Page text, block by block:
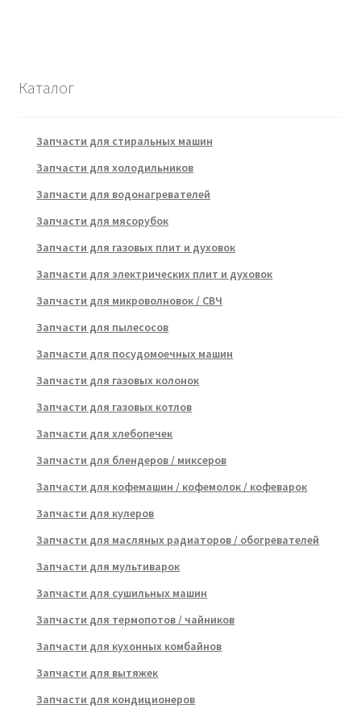
Каталог
Запчасти для стиральных машин
Запчасти для холодильников
Запчасти для водонагревателей
Запчасти для мясорубок
Запчасти для газовых плит и духовок
Запчасти для электрических плит и духовок
Запчасти для микроволновок / СВЧ
Запчасти для пылесосов
Запчасти для посудомоечных машин
Запчасти для газовых колонок
Запчасти для газовых котлов
Запчасти для хлебопечек
Запчасти для блендеров / миксеров
Запчасти для кофемашин / кофемолок / кофеварок
Запчасти для кулеров
Запчасти для масляных радиаторов / обогревателей
Запчасти для мультиварок
Запчасти для сушильных машин
Запчасти для термопотов / чайников
Запчасти для кухонных комбайнов
Запчасти для вытяжек
Запчасти для кондиционеров